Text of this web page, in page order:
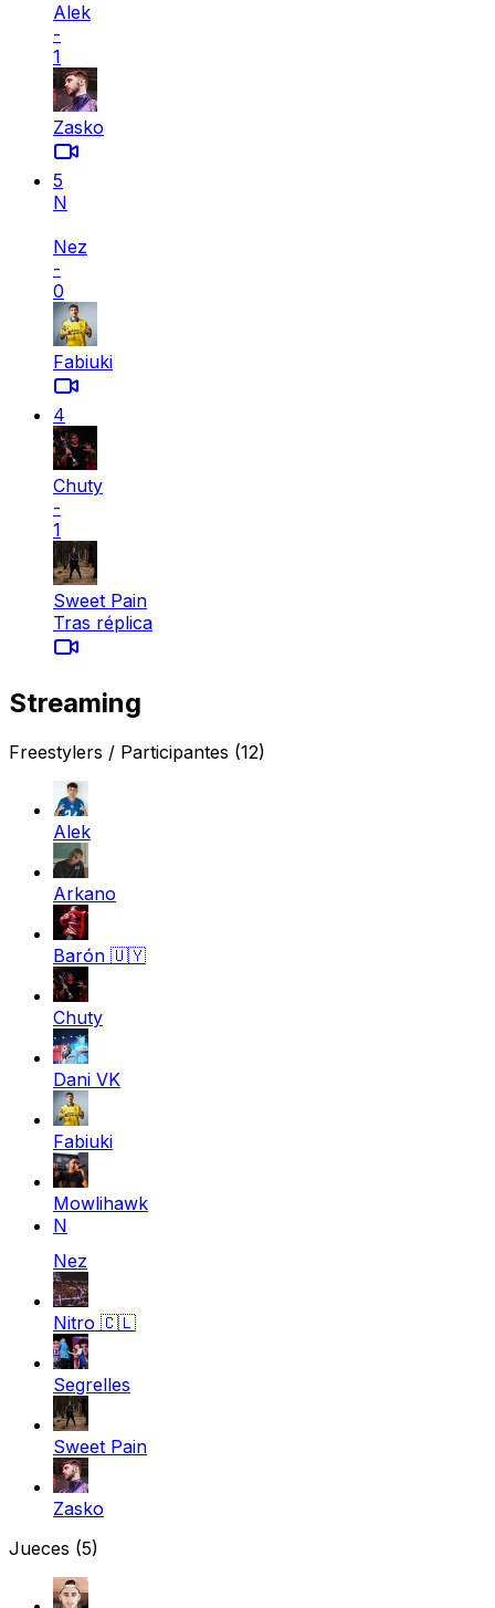
Alek
-
1
Zasko
5
N
Nez
-
0
Fabiuki
4
Chuty
-
1
Sweet Pain
Tras réplica
Streaming
Freestylers / Participantes (12)
Alek
Arkano
Barón 🇺🇾
Chuty
Dani VK
Fabiuki
Mowlihawk
N
Nez
Nitro 🇨🇱
Segrelles
Sweet Pain
Zasko
Jueces (5)